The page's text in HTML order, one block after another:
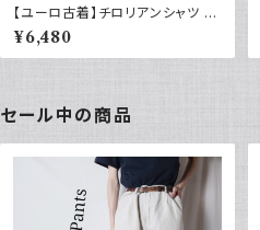
【ユーロ古着】チロリアンシャツ 半
袖 古着 チェック レトロ 刺繍入り
ヨーロッパ古着 ボックスシルエット
¥6,480
セール中の商品